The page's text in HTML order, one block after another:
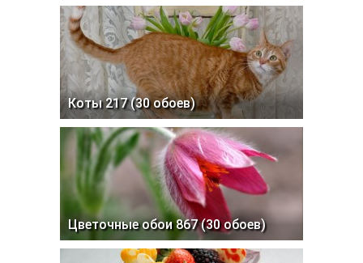
Коты 217 (30 обоев)
Цветочные обои 867 (30 обоев)